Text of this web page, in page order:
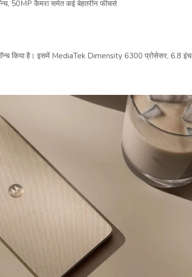
50MP कैमरा समेत कई बेहतरीन फीचर्स
किया है। इसमें MediaTek Dimensity 6300 प्रोसेसर, 6.8 इंच